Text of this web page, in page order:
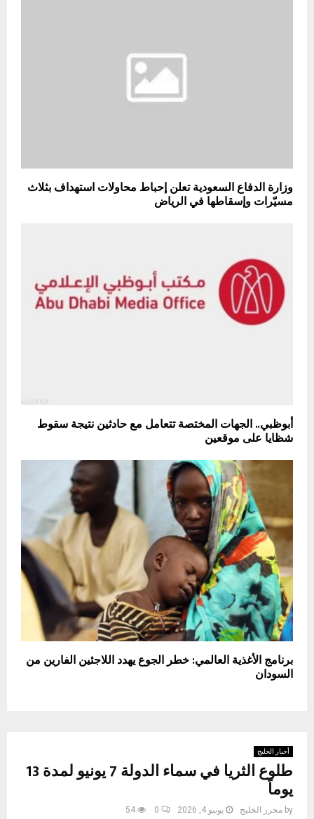
وزارة الدفاع السعودية تعلن إحباط محاولات استهداف بثلاث
مسيّرات وإسقاطها في الرياض
أبوظبي.. الجهات المختصة تتعامل مع حادثين نتيجة سقوط
شظايا على موقعين
برنامج الأغذية العالمي: خطر الجوع يهدد اللاجئين الفارين من
السودان
أخبار الخليج
طلوع الثريا في سماء الدولة 7 يونيو لمدة 13
يوماً
by محرر الخليج يونيو 4, 2026 0
54